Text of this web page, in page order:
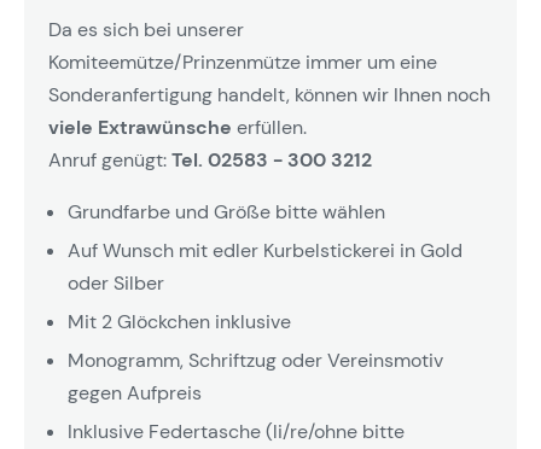
Da es sich bei unserer
Komiteemütze/Prinzenmütze immer um eine
Sonderanfertigung handelt, können wir Ihnen noch
viele Extrawünsche erfüllen.
Anruf genügt:Tel. 02583 - 300 3212
Grundfarbe und Größe bitte wählen
Auf Wunsch mit edler Kurbelstickerei in Gold
oder Silber
Mit 2 Glöckchen inklusive
Monogramm, Schriftzug oder Vereinsmotiv
gegen Aufpreis
Inklusive Federtasche (li/re/ohne bitte